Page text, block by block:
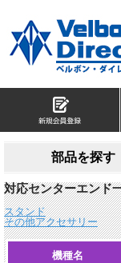
部品を探す
対応センターエンド
スタンド
その他アクセサリー
機種名